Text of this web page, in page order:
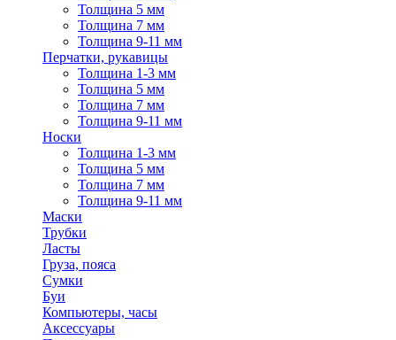
Толщина 5 мм
Толщина 7 мм
Толщина 9-11 мм
Перчатки, рукавицы
Толщина 1-3 мм
Толщина 5 мм
Толщина 7 мм
Толщина 9-11 мм
Носки
Толщина 1-3 мм
Толщина 5 мм
Толщина 7 мм
Толщина 9-11 мм
Маски
Трубки
Ласты
Груза, пояса
Сумки
Буи
Компьютеры, часы
Аксессуары